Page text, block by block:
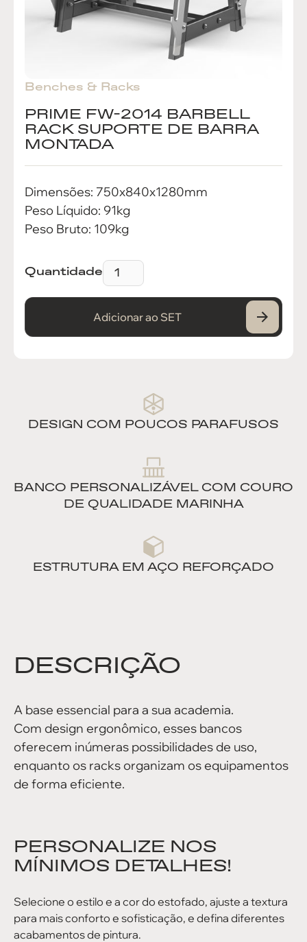
Benches & Racks
PRIME FW-2014 BARBELL
RACK SUPORTE DE BARRA
MONTADA
Dimensões: 750x840x1280mm
Peso Líquido: 91kg
Peso Bruto: 109kg
Quantidade
Adicionar ao SET
DESIGN COM POUCOS PARAFUSOS
BANCO PERSONALIZÁVEL COM COURO
DE QUALIDADE MARINHA
ESTRUTURA EM AÇO REFORÇADO
DESCRIÇÃO
A base essencial para a sua academia.
Com design ergonômico, esses bancos
oferecem inúmeras possibilidades de uso,
enquanto os racks organizam os equipamentos
de forma eficiente.
PERSONALIZE NOS
MÍNIMOS DETALHES!
Selecione o estilo e a cor do estofado, ajuste a textura
para mais conforto e sofisticação, e defina diferentes
acabamentos de pintura.